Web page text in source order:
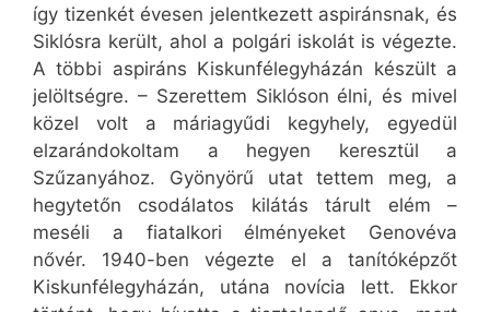
így tizenkét évesen jelentkezett aspiránsnak, és
Siklósra került, ahol a polgári iskolát is végezte.
A többi aspiráns Kiskunfélegyházán készült a
jelöltségre. – Szerettem Siklóson élni, és mivel
közel volt a máriagyűdi kegyhely, egyedül
elzarándokoltam a hegyen keresztül a
Szűzanyához. Gyönyörű utat tettem meg, a
hegytetőn csodálatos kilátás tárult elém –
meséli a fiatalkori élményeket Genovéva
nővér. 1940-ben végezte el a tanítóképzőt
Kiskunfélegyházán, utána novícia lett. Ekkor